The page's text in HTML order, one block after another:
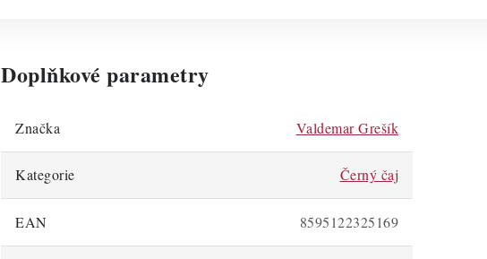
Doplňkové parametry
Značka Valdemar Grešík
Kategorie Černý čaj
EAN 8595122325169